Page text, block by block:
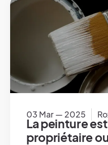
03 Mar — 2025
La peinture
propriétaire